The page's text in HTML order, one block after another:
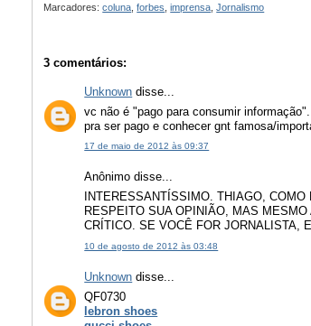
Marcadores:coluna ,forbes ,imprensa ,Jornalismo
3 comentários:
Unknown disse...
vc não é "pago para consumir
pra ser pago e conhecer gnt famosa/
17 de maio de 2012 às 09:37
Anônimo disse...
INTERESSANTÍSSIMO. THIAGO,
RESPEITO SUA OPINIÃO, MAS
CRÍTICO. SE VOCÊ FOR JORNALISTA,
10 de agosto de 2012 às 03:48
Unknown disse...
QF0730
lebron shoes